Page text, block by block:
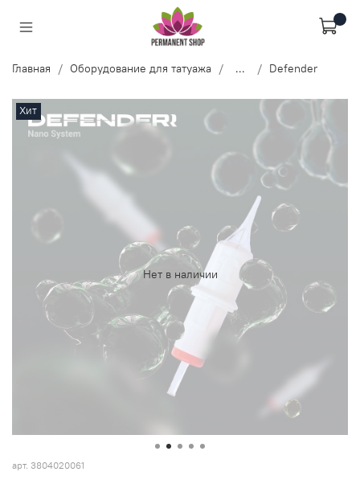
Главная Оборудование для татуажа ... Defender
Нет в наличии
Хит
арт. 3804020061